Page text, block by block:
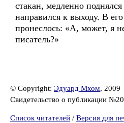
стакан, медленно
направился к выходу. В
пронеслось: «А, может, я
писатель?»
© Copyright: Эдуард Мхом, 2009
Свидетельство о публикации
Список читателей / Версия для